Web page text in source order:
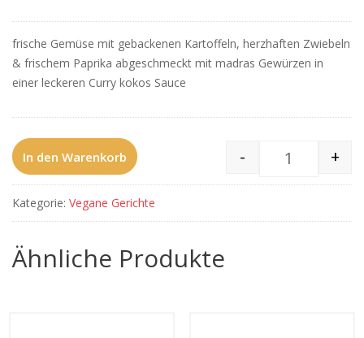
frische Gemüse mit gebackenen Kartoffeln, herzhaften Zwiebeln
& frischem Paprika abgeschmeckt mit madras Gewürzen in
einer leckeren Curry kokos Sauce
612 Sabji
- +
In den Warenkorb
Kategorie: Vegane Gerichte
Ähnliche Produkte